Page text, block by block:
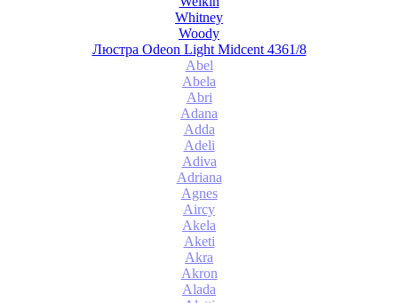
Whitney
Woody
Люстра Odeon Light Midcent 4361/8
Abel
Abela
Abri
Adana
Adda
Adeli
Adiva
Adriana
Agnes
Aircy
Akela
Aketi
Akra
Akron
Alada